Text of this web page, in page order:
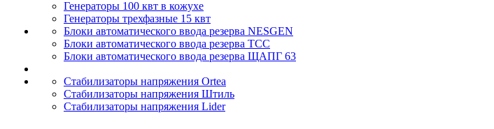
Генераторы 100 квт в кожухе
Генераторы трехфазные 15 квт
Блоки автоматического ввода резерва NESGEN
Блоки автоматического ввода резерва ТСС
Блоки автоматического ввода резерва ЩАПГ 63
Стабилизаторы напряжения Ortea
Стабилизаторы напряжения Штиль
Стабилизаторы напряжения Lider